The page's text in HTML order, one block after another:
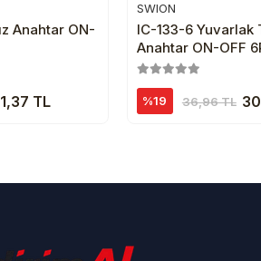
Ekle
Anahtar ON-
TL
Sepete
SWION
IC-133-6 Yuvarlak
Anahtar ON-OFF
%19 36,96 TL